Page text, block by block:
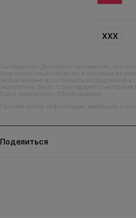
XXX
Сообщество Диссернет напоминает, что
(вероятностный) характер и основана на
любой момент возобновить исследования в
экспертизу, будет с благодарностью
будут немедленно обнародованы.
Просим любую информацию, имеющую
Поделиться